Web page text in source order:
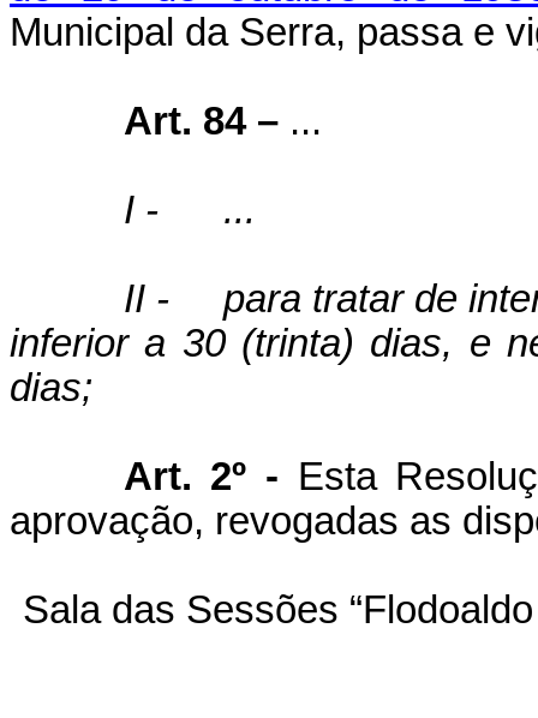
Municipal da Serra, passa e
Art. 84 – ...
I - ...
II -
para tratar de
inferior a 30 (trinta) dias, e
dias;
Art. 2º - Esta
aprovação, revogadas as
Sala das Sessões